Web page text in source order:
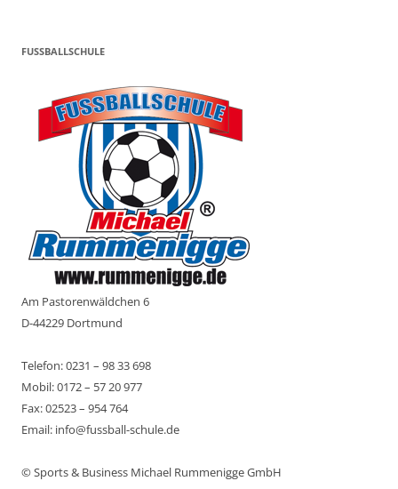
FUSSBALLSCHULE
Am Pastorenwäldchen 6
D-44229 Dortmund
Telefon: 0231 – 98 33 698
Mobil: 0172 – 57 20 977
Fax: 02523 – 954 764
Email: info@fussball-schule.de
© Sports & Business Michael Rummenigge GmbH